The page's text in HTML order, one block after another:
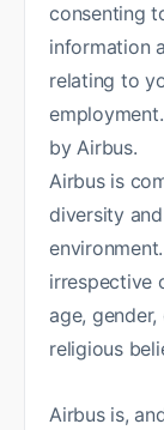
consenting
information
relating to
by Airbus.
Airbus is
diversity
irrespective
age,
religious
Airbus is,